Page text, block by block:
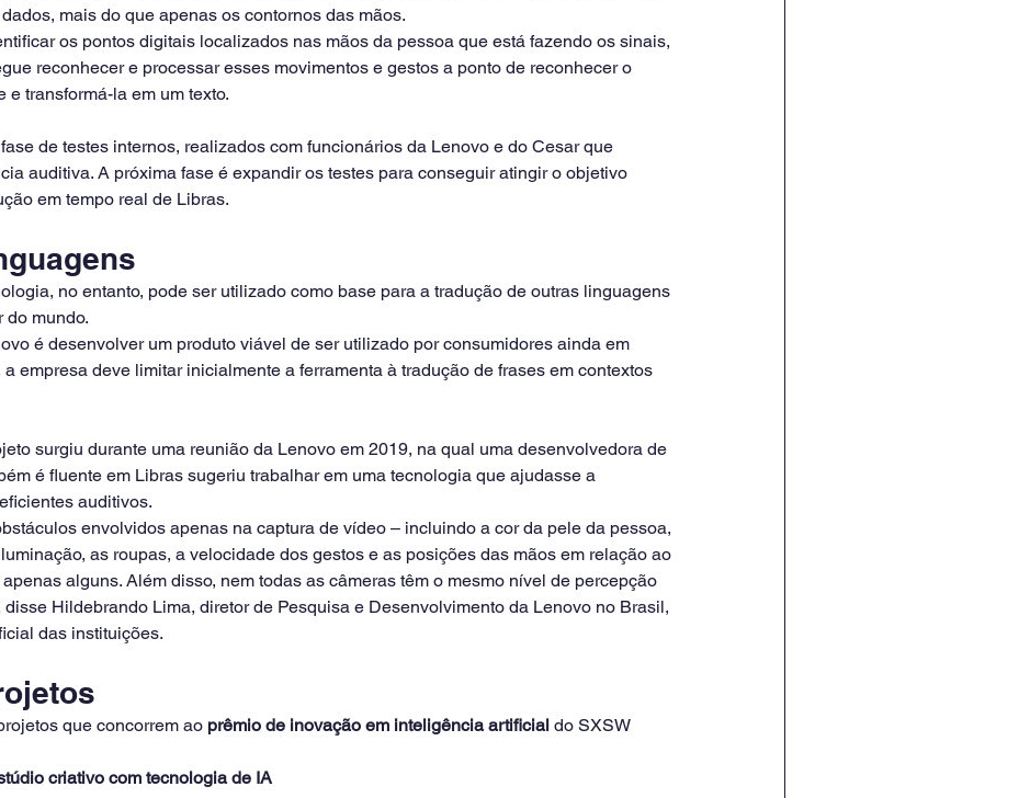
mais do que apenas os contornos das mãos.
os pontos digitais localizados nas mãos da pessoa que está fazendo os sinais,
reconhecer e processar esses movimentos e gestos a ponto de reconhecer o
e transformá-la em um texto.
de testes internos, realizados com funcionários da Lenovo e do Cesar que
auditiva. A próxima fase é expandir os testes para conseguir atingir o objetivo
em tempo real de Libras.
no entanto, pode ser utilizado como base para a tradução de outras linguagens
do mundo.
é desenvolver um produto viável de ser utilizado por consumidores ainda em
a empresa deve limitar inicialmente a ferramenta à tradução de frases em contextos
surgiu durante uma reunião da Lenovo em 2019, na qual uma desenvolvedora de
é fluente em Libras sugeriu trabalhar em uma tecnologia que ajudasse a
auditivos.
envolvidos apenas na captura de vídeo – incluindo a cor da pele da pessoa,
as roupas, a velocidade dos gestos e as posições das mãos em relação ao
alguns. Além disso, nem todas as câmeras têm o mesmo nível de percepção
disse Hildebrando Lima, diretor de Pesquisa e Desenvolvimento da Lenovo no Brasil,
das instituições.
que concorrem ao prêmio de inovação em inteligência artificial do SXSW
criativo com tecnologia de IA